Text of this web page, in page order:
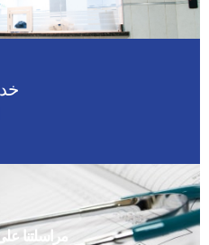
مراسلتنا على